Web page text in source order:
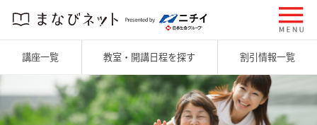
講座一覧 教室・開講日程を探す 割引情報一覧